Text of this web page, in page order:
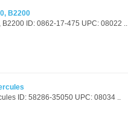
B2200
ID: 0862-17-475 UPC: 08022 ..
ID: 58286-35050 UPC: 08034 ..